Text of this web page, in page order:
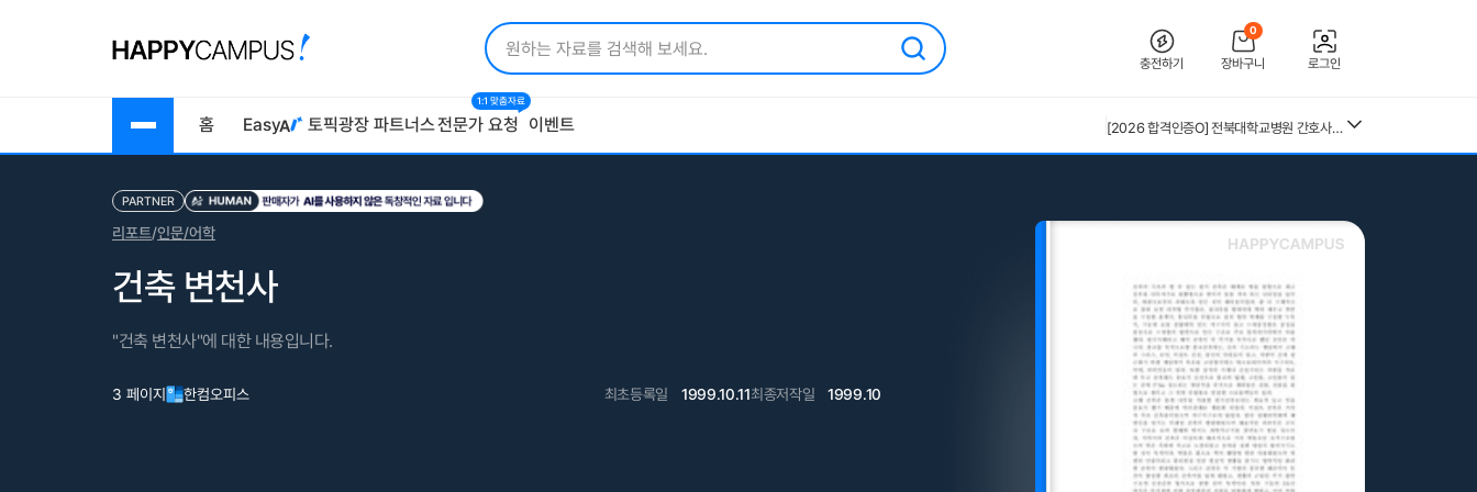
충전하기
0
장바구니 로그인
홈 Easy 토픽광장 파트너스전문가 요청
1:1 맞춤자료
이벤트
[2026 합격인증O] 전북대학교병원 간호사 채용 대비 필기+면접 기출 정리
(+합격인증O) SMAT 12시간 단기 암기 요약본 (모듈 A,B,C)
근로복지공단 울산병원 간호사 상세한 면접후기 및 기출질문답변 병원정보 직무상식 80선
수질환경기사 필기 총정리본
혈액원 간호사 최종합격 자소서
PARTNER
리포트/인문/어학
건축 변천사
"건축 변천사"에 대한 내용입니다.
3 페이지 한컴오피스 최초등록일 1999.10.11최종저작일 1999.10